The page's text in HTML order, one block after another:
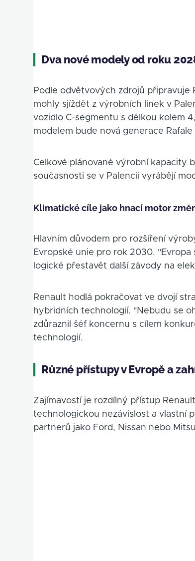
Dva nové modely od roku
Podle odvětvových zdrojů připravuje
mohly sjíždět z výrobních linek v
vozidlo C-segmentu s délkou kolem
modelem bude nová generace
Celkové plánované výrobní kapacity
současnosti se v Palencii vyrábějí
Klimatické cíle jako hnací motor
Hlavním důvodem pro rozšíření
Evropské unie pro rok 2030.
logické přestavět další závody na
Renault hodlá pokračovat ve dvojí
hybridních technologií. "Nebudu se
zdůraznil šéf koncernu s cílem
technologií.
Různé přístupy v Evropě a
Zajímavostí je rozdílný přístup
technologickou nezávislost a vlastní
partnerů jako Ford, Nissan nebo